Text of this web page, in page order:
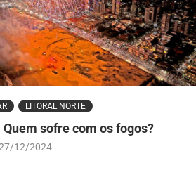
LITORAL NORTE
sofre com os fogos?
12/2024